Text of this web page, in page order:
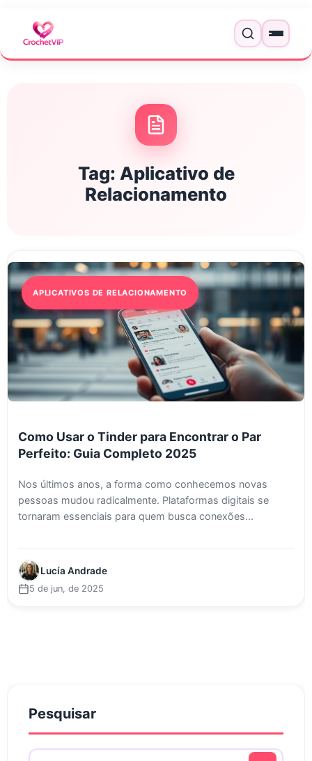
Menu
Tag: Aplicativo de
Relacionamento
APLICATIVOS DE RELACIONAMENTO
Como Usar o Tinder para Encontrar o Par
Perfeito: Guia Completo 2025
Nos últimos anos, a forma como conhecemos novas
pessoas mudou radicalmente. Plataformas digitais se
tornaram essenciais para quem busca conexões...
Lucía Andrade
5 de jun, de 2025
Pesquisar